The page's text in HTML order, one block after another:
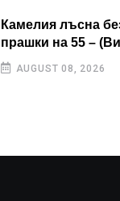
Камелия лъсна
прашки на 55 –
AUGUST 08, 2026